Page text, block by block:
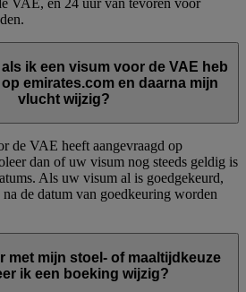
VAE, en 24 uur van tevoren voor
ik een visum voor de VAE heb
emirates.com en daarna mijn
vlucht wijzig?
de VAE heeft aangevraagd op
dan of uw visum nog steeds geldig is
Als uw visum al is goedgekeurd,
de datum van goedkeuring worden
met mijn stoel- of maaltijdkeuze
ik een boeking wijzig?